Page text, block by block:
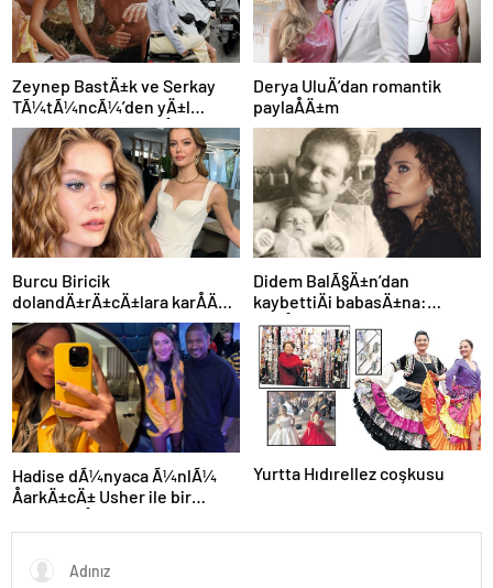
Zeynep BastÄ±k ve Serkay
TÃ¼tÃ¼ncÃ¼’den yÄ±l
dÃ¶nÃ¼mÃ¼ paylaÅÄ±mÄ±
Derya UluÄ’dan romantik
paylaÅÄ±m
Burcu Biricik
dolandÄ±rÄ±cÄ±lara karÅÄ±
uyardÄ±
Didem BalÃ§Ä±n’dan
kaybettiÄi babasÄ±na:
GidiÅler hep Ã§ok erken
Hadise dÃ¼nyaca Ã¼nlÃ¼
ÅarkÄ±cÄ± Usher ile bir
Yurtta Hıdırellez coşkusu